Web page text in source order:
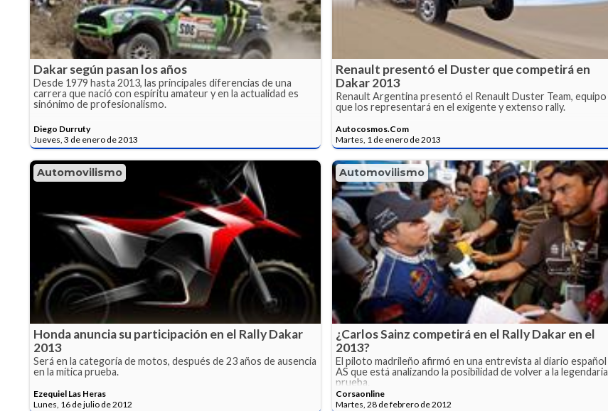
Dakar según pasan los años
Desde 1979 hasta 2013, las principales diferencias de una
carrera que nació con espíritu amateur y en la actualidad es
sinónimo de profesionalismo.
Diego Durruty
Jueves, 3 de enero de 2013
Renault presentó el Duster que competirá en
Dakar 2013
Renault Argentina presentó el Renault Duster Team, equipo
que los representará en el exigente y extenso rally.
Autocosmos.Com
Martes, 1 de enero de 2013
Automovilismo
Honda anuncia su participación en el Rally Dakar
2013
Será en la categoría de motos, después de 23 años de ausencia
en la mítica prueba.
Ezequiel Las Heras
Lunes, 16 de julio de 2012
Automovilismo
¿Carlos Sainz competirá en el Rally Dakar en el
2013?
El piloto madrileño afirmó en una entrevista al diario español
AS que está analizando la posibilidad de volver a la legendaria
prueba.
Corsaonline
Martes, 28 de febrero de 2012